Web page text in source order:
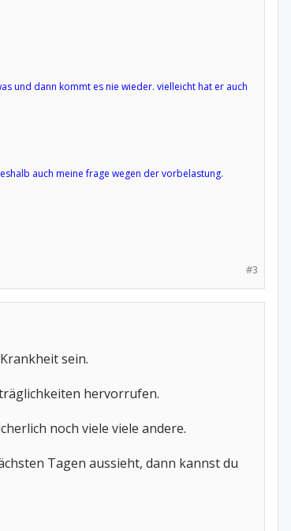
und dann kommt es nie wieder. vielleicht hat er auch
auch meine frage wegen der vorbelastung.
#3
sein.
hervorrufen.
noch viele viele andere.
Tagen aussieht, dann kannst du